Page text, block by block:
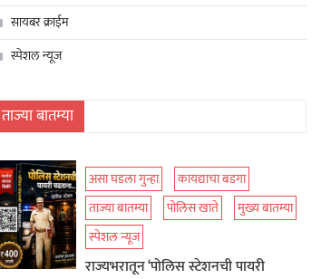
सायबर क्राईम
स्पेशल न्यूज
ताज्या बातम्या
असा घडला गुन्हा
कायद्याचा बडगा
ताज्या बातम्या
पोलिस खाते
मुख्य बातम्या
स्पेशल न्यूज
राज्यभरातून ‘पोलिस स्टेशनची पायरी